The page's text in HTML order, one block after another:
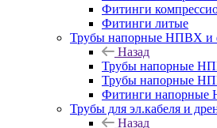
Фитинги
Фитинги литые
Трубы напорные НПВХ и
Назад
Трубы напорные
Трубы напорные
Фитинги
Трубы для эл.кабеля и
Назад